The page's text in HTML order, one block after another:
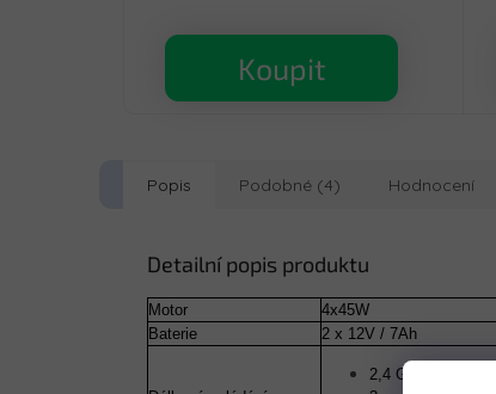
Koupit
Popis Podobné (4) Hodnocení
Detailní popis produktu
Motor
4x45W
Baterie
2 x 12V / 7Ah
2,4 GHz,